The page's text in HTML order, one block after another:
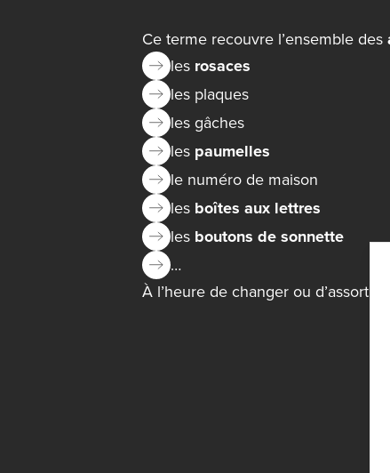
Ce terme recouvre l’ensemble des
les rosaces
les plaques
les gâches
les paumelles
le numéro de maison
les boîtes aux lettres
les boutons de sonnette
…
À l’heure de changer ou